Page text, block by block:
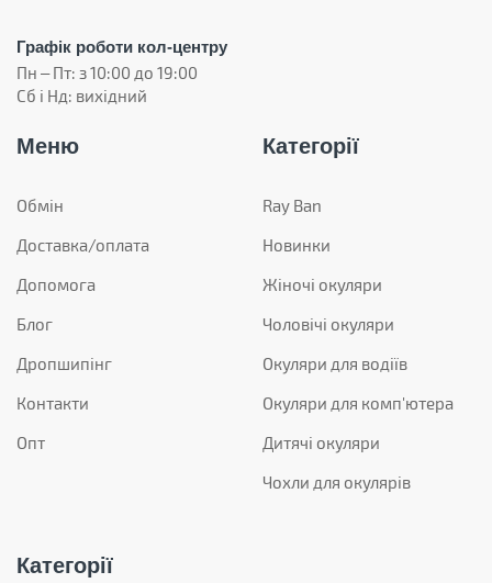
Графік роботи кол-центру
Пн – Пт: з 10:00 до 19:00
Сб і Нд: вихідний
Меню
Обмін
Доставка/оплата
Допомога
Блог
Дропшипінг
Контакти
Опт
Категорії
Ray Ban
Новинки
Жіночі окуляри
Чоловічі окуляри
Окуляри для водіїв
Окуляри для комп'ютера
Дитячі окуляри
Чохли для окулярів
Категорії